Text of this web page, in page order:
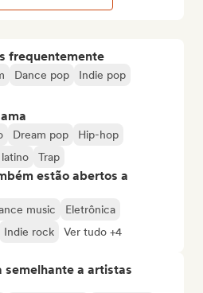
frequentemente
Dance pop
Indie pop
Dream pop
Hip-hop
latino Trap
estão abertos a
music
Eletrônica
Indie rock Ver tudo +4
semelhante a artistas